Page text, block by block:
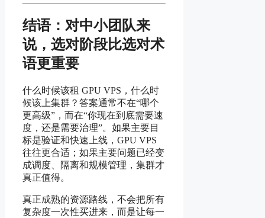
结语：对中小团队来
说，选对阶段比选对术
语更重要
什么时候该租 GPU VPS，什么时
候该上集群？答案通常不在“哪个
更高级”，而在“你现在到底需要速
度，还是需要治理”。如果主要目
标是验证和快速上线，GPU VPS
往往更合适；如果主要问题已经变
成调度、隔离和规模管理，集群才
真正值得。
真正成熟的资源路线，不会把所有
复杂度一次性买进来，而是让每一